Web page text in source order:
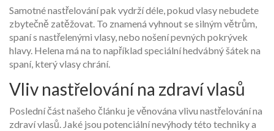
Samotné nastřelování pak vydrží déle, pokud vlasy nebudete
zbytečně zatěžovat. To znamená vyhnout se silným větrům,
spaní s nastřelenými vlasy, nebo nošení pevných pokrývek
hlavy. Helena má na to například speciální hedvábný šátek na
spaní, který vlasy chrání.
Vliv nastřelování na zdraví vlasů
Poslední část našeho článku je věnována vlivu nastřelování na
zdraví vlasů. Jaké jsou potenciální nevýhody této techniky a